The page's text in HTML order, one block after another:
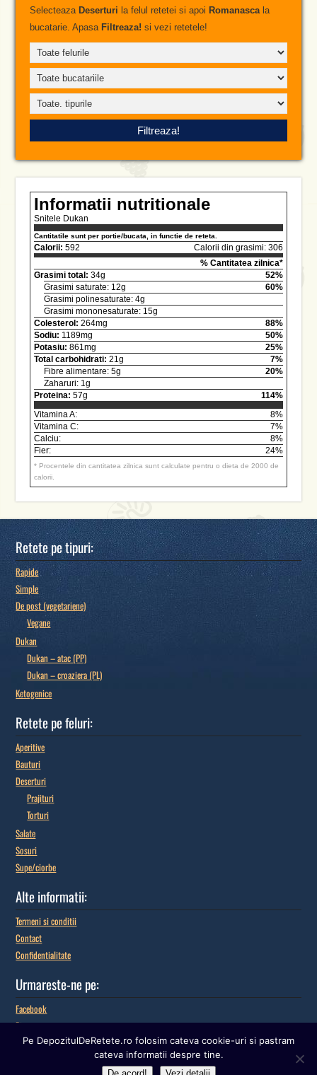
Selecteaza Deserturi la felul retetei si apoi Romanascala
bucatarie. Apasa Filtreaza! si vezi retetele!
Informatii nutritionale
Snitele Dukan
Cantitatile sunt per portie/bucata, in functie de reteta.
Calorii: 592
Calorii din grasimi: 306
% Cantitatea zilnica*
Grasimi total: 34g
52%
Grasimi saturate: 12g
60%
Grasimi polinesaturate: 4g
Grasimi mononesaturate: 15g
Colesterol: 264mg
88%
Sodiu: 1189mg
50%
Potasiu: 861mg
25%
Total carbohidrati: 21g
7%
Fibre alimentare: 5g
20%
Zaharuri: 1g
Proteina: 57g
114%
Vitamina A:
8%
Vitamina C:
7%
Calciu:
8%
Fier:
24%
* Procentele din cantitatea zilnica sunt calculate pentru o dieta de 2000 de
calorii.
Retete pe tipuri:
Rapide
Simple
De post (vegetariene)
Vegane
Dukan
Dukan – atac (PP)
Dukan – croaziera (PL)
Ketogenice
Retete pe feluri:
Aperitive
Bauturi
Deserturi
Prajituri
Torturi
Salate
Sosuri
Supe/ciorbe
Alte informatii:
Termeni si conditii
Contact
Confidentialitate
Urmareste-ne pe:
Facebook
Pinterest
Google+
Pe DepozitulDeRetete.ro folosim cateva cookie-uri si pastram
cateva informatii despre tine.